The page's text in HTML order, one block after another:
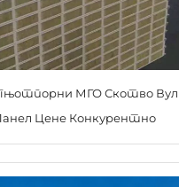
МГО Скотво
Цене Конкурентно